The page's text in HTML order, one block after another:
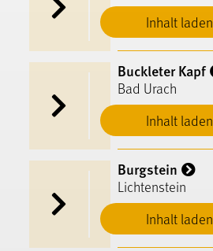
Inhalt laden
Inhalt laden
Buckleter Kapf
Bad Urach
Inhalt laden
Burgstein
Lichtenstein